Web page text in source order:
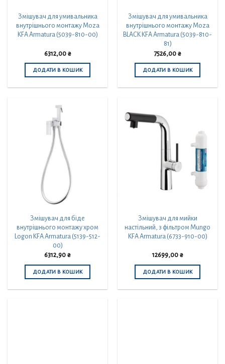
Змішувач для умивальника
внутрішнього монтажу Moza
KFA Armatura (5039-810-00)
6312,00 ₴
ДОДАТИ В КОШИК
Змішувач для умивальника
внутрішнього монтажу Moza
BLACK KFA Armatura (5039-810-
81)
7526,00 ₴
ДОДАТИ В КОШИК
Змішувач для біде
внутрішнього монтажу хром
Logon KFA Armatura (5139-512-
00)
6312,90 ₴
ДОДАТИ В КОШИК
Змішувач для мийки
настільний, з фільтром Mungo
KFA Armatura (6733-910-00)
12699,00 ₴
ДОДАТИ В КОШИК